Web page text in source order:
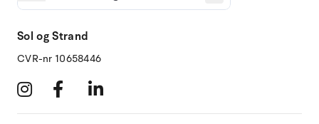
Sol og Strand
CVR-nr 10658446